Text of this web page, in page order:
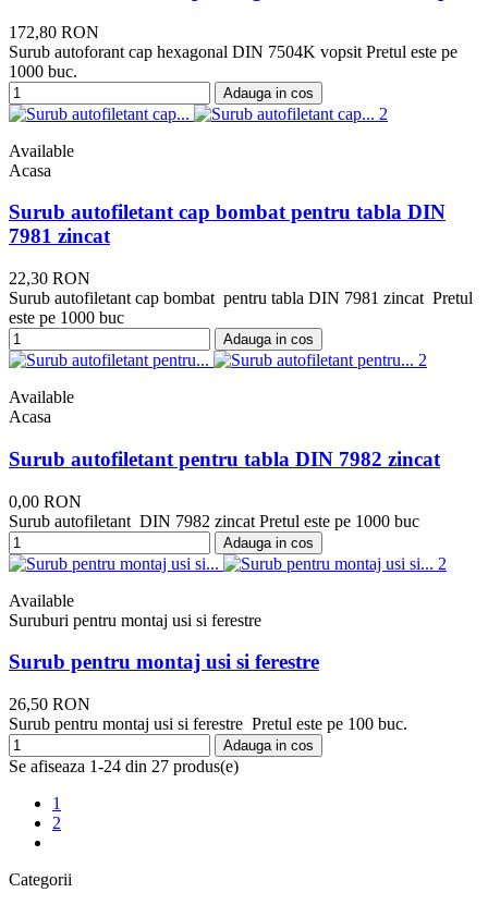
172,80 RON
Surub autoforant cap hexagonal DIN 7504K vopsit Pretul este pe
1000 buc.
Adauga in cos
Available
Acasa
Surub autofiletant cap bombat pentru tabla DIN
7981 zincat
22,30 RON
Surub autofiletant cap bombat pentru tabla DIN 7981 zincat Pretul
este pe 1000 buc
Adauga in cos
Available
Acasa
Surub autofiletant pentru tabla DIN 7982 zincat
0,00 RON
Surub autofiletant DIN 7982 zincat Pretul este pe 1000 buc
Adauga in cos
Available
Suruburi pentru montaj usi si ferestre
Surub pentru montaj usi si ferestre
26,50 RON
Surub pentru montaj usi si ferestre Pretul este pe 100 buc.
Adauga in cos
Se afiseaza 1-24 din 27 produs(e)
1
2
Categorii